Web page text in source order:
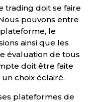
trading doit se faire
pouvons entre
le
ainsi que les
évaluation de tous
doit être faite
choix éclairé.
plateformes de